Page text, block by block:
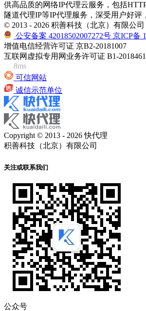
供高品质的网络IP代理云服务，包括HTTP
隧道代理IP等IP代理服务，深受用户好评
© 2013 - 2026 积善科技（北京）有限公司
公安备案 42018502007272号 京ICP备
增值电信经营许可证 京B2-20181007
互联网虚拟专用网业务许可证 B1-
8ms
可信网站
诚信示范单位
Copyright © 2013 - 2026 快代理
积善科技（北京）有限公司
关注或联系我们
公众号